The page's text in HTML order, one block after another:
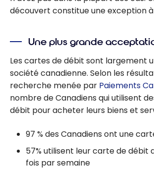
découvert constitue une exception
Une plus grande
Les cartes de débit sont largement
société canadienne. Selon les
recherche menée par Paiements
nombre de Canadiens qui utilisent
débit pour acheter leurs biens et
97 % des Canadiens ont une
57% utilisent leur carte de débit
fois par semaine